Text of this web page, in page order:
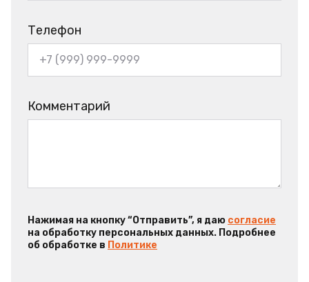
Телефон
Комментарий
Нажимая на кнопку “Отправить”, я даю согласие
на обработку персональных данных. Подробнее
об обработке в Политике